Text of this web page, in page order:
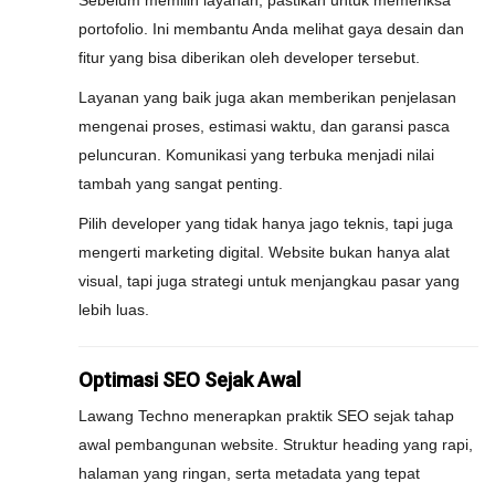
portofolio. Ini membantu Anda melihat gaya desain dan
fitur yang bisa diberikan oleh developer tersebut.
Layanan yang baik juga akan memberikan penjelasan
mengenai proses, estimasi waktu, dan garansi pasca
peluncuran. Komunikasi yang terbuka menjadi nilai
tambah yang sangat penting.
Pilih developer yang tidak hanya jago teknis, tapi juga
mengerti marketing digital. Website bukan hanya alat
visual, tapi juga strategi untuk menjangkau pasar yang
lebih luas.
Optimasi SEO Sejak Awal
Lawang Techno menerapkan praktik SEO sejak tahap
awal pembangunan website. Struktur heading yang rapi,
halaman yang ringan, serta metadata yang tepat